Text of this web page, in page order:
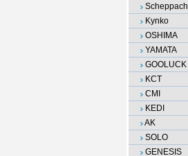
Scheppach
Kynko
OSHIMA
YAMATA
GOOLUCK
KCT
CMI
KEDI
AK
SOLO
GENESIS